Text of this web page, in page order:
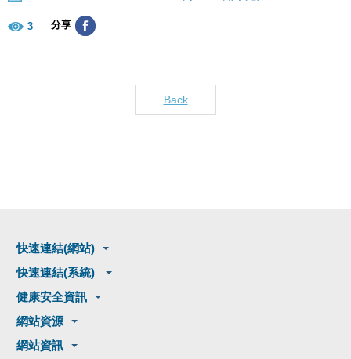
3 分享
Back
快速連結(網站)
快速連結(系統)
健康安全資訊
網站資源
網站資訊